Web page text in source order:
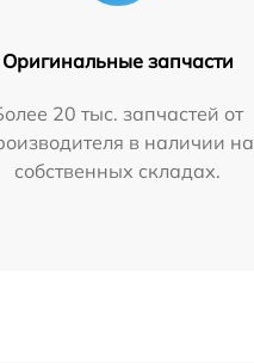
Оригинальные запчасти
20 тыс. запчастей от
в наличии на
собственных складах.